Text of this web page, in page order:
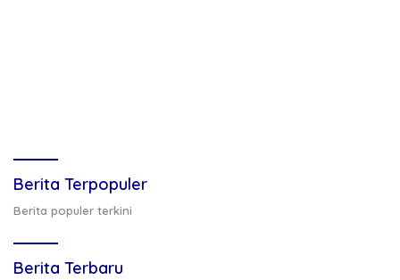
Berita Terpopuler
Berita populer terkini
Berita Terbaru